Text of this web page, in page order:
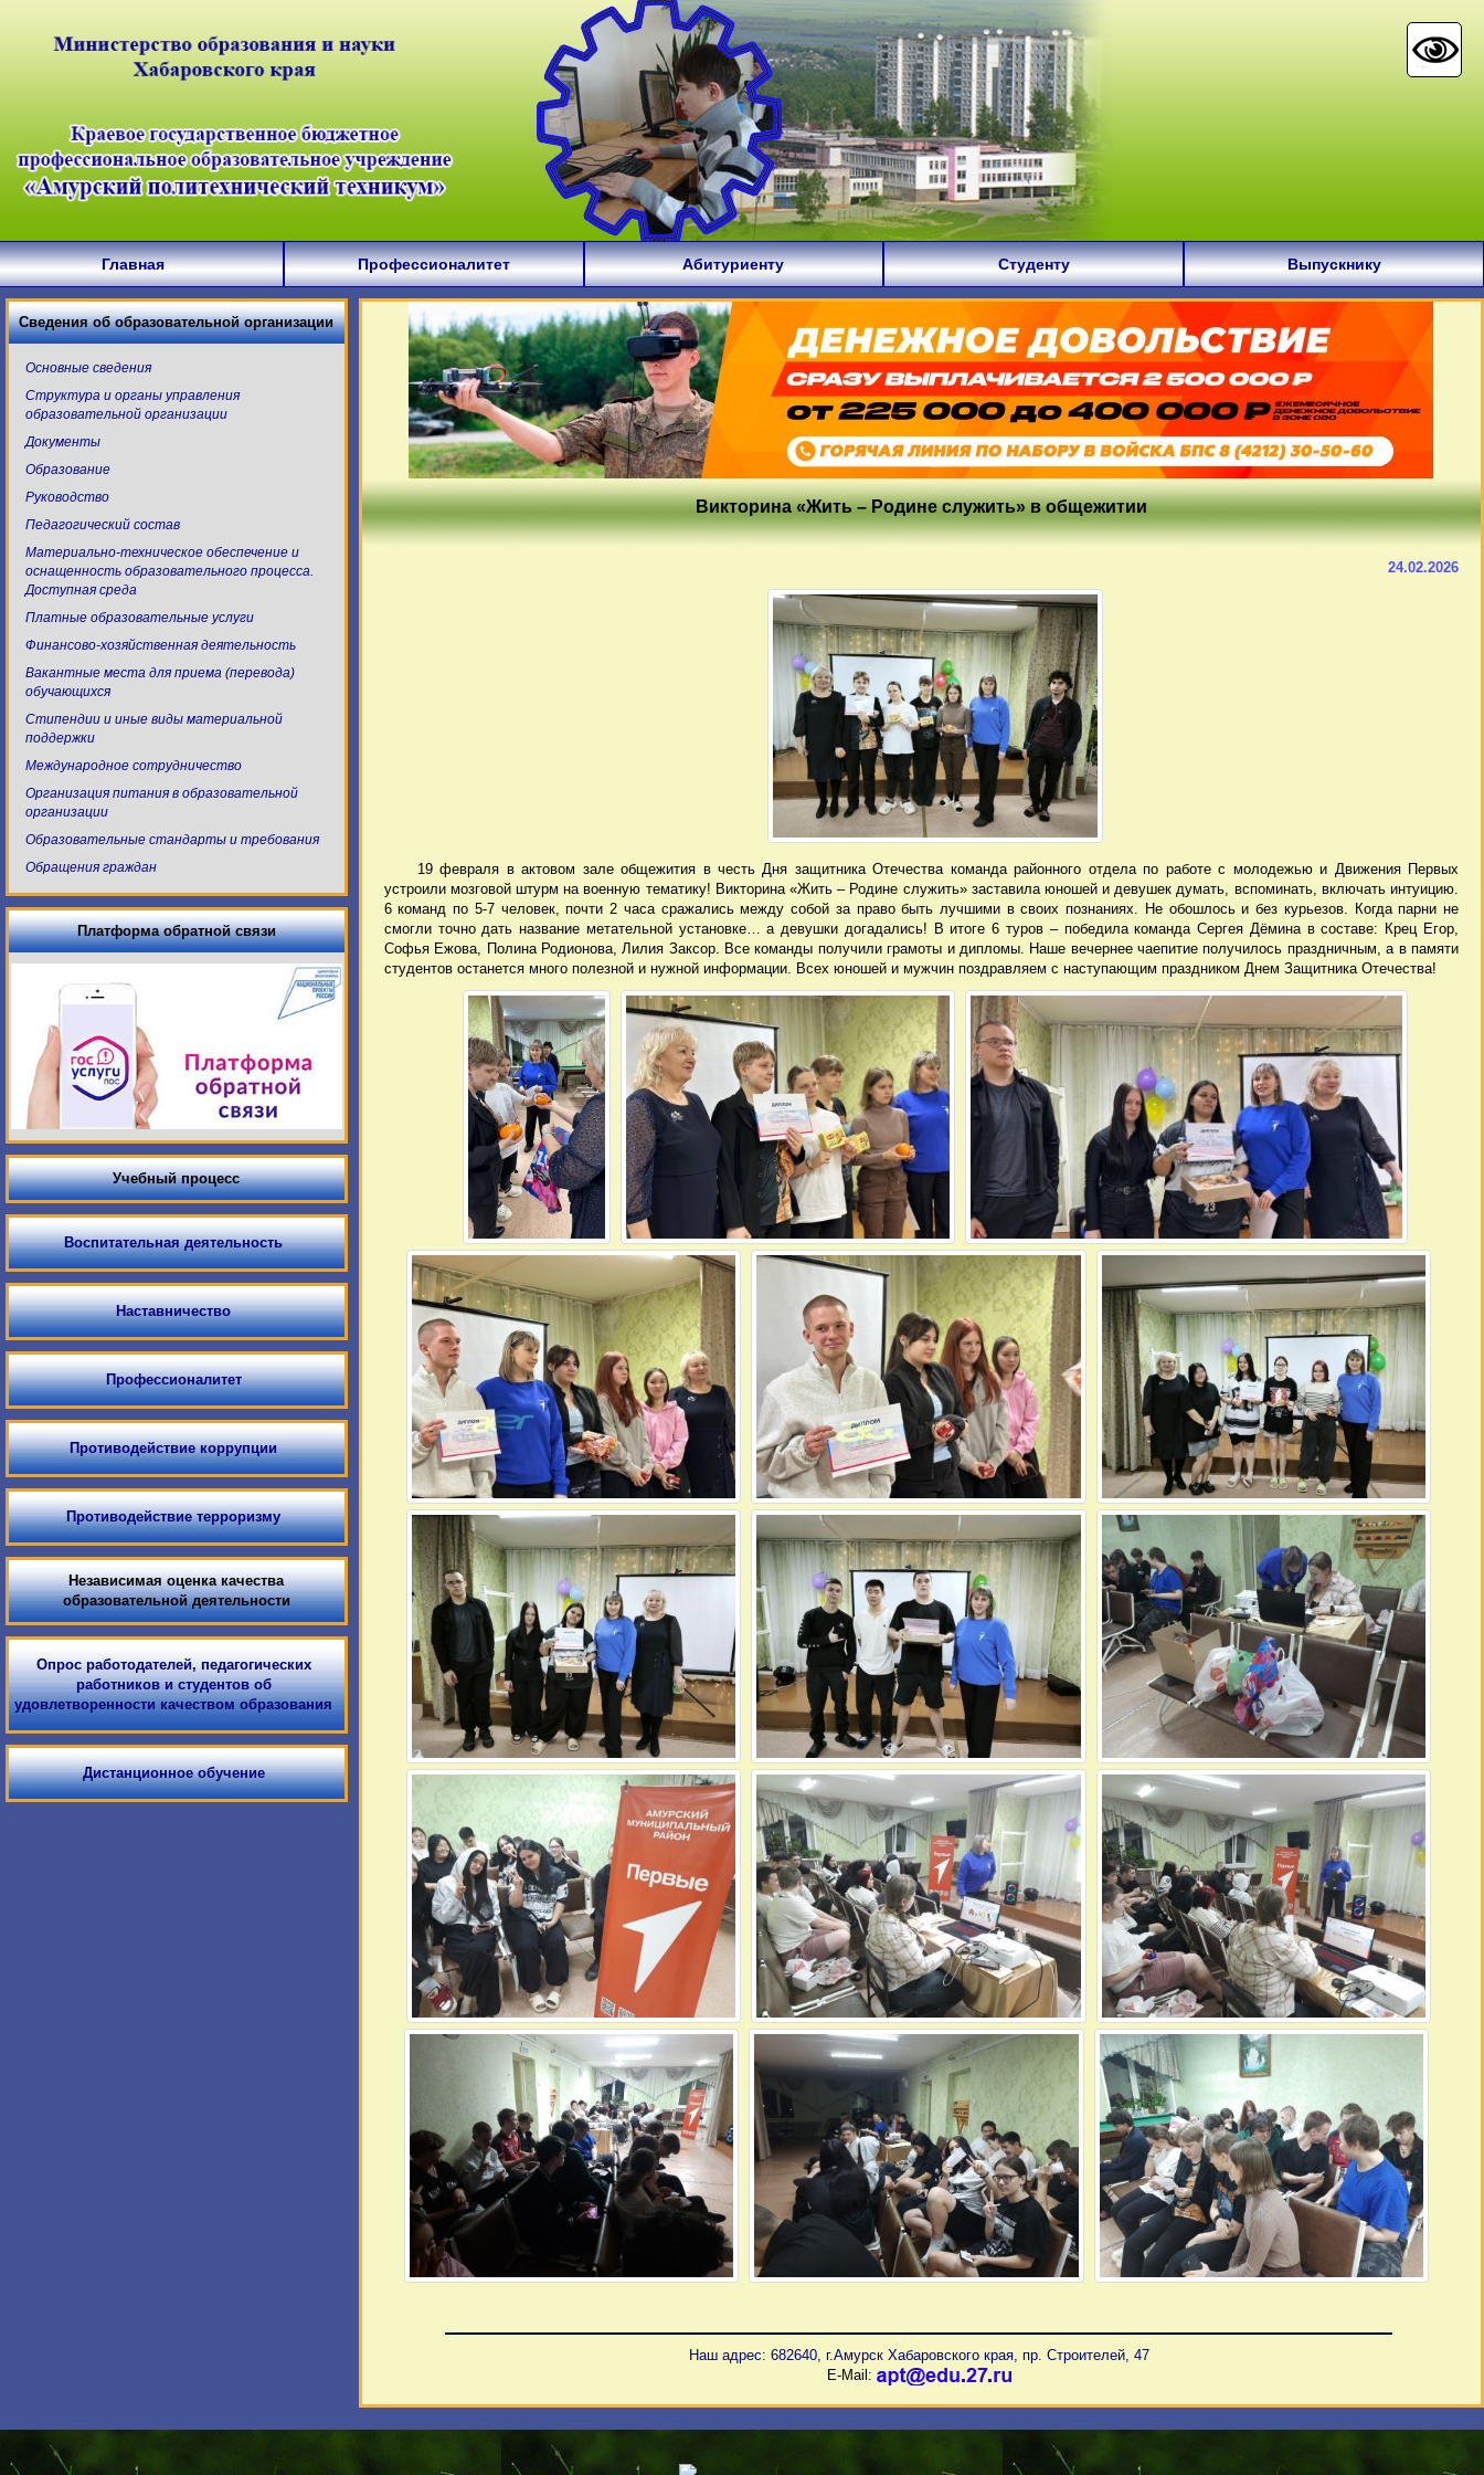
Главная Профессионалитет Абитуриенту Студенту Выпускнику
Сведения об образовательной организации
Основные сведения
Структура и органы управления
образовательной организации
Документы
Образование
Руководство
Педагогический состав
Материально-техническое обеспечение и
оснащенность образовательного процесса.
Доступная среда
Платные образовательные услуги
Финансово-хозяйственная деятельность
Вакантные места для приема (перевода)
обучающихся
Стипендии и иные виды материальной
поддержки
Международное сотрудничество
Организация питания в образовательной
организации
Образовательные стандарты и требования
Обращения граждан
Платформа обратной связи
Учебный процесс
Воспитательная деятельность
Наставничество
Профессионалитет
Противодействие коррупции
Противодействие терроризму
Независимая оценка качества
образовательной деятельности
Опрос работодателей, педагогических
работников и студентов об
удовлетворенности качеством образования
Дистанционное обучение
Викторина «Жить – Родине служить» в общежитии
24.02.2026
19 февраля в актовом зале общежития в честь Дня защитника Отечества команда районного отдела по работе с молодежью и Движения Первых
устроили мозговой штурм на военную тематику! Викторина «Жить – Родине служить» заставила юношей и девушек думать, вспоминать, включать интуицию.
6 команд по 5-7 человек, почти 2 часа сражались между собой за право быть лучшими в своих познаниях. Не обошлось и без курьезов. Когда парни не
смогли точно дать название метательной установке… а девушки догадались! В итоге 6 туров – победила команда Сергея Дёмина в составе: Крец Егор,
Софья Ежова, Полина Родионова, Лилия Заксор. Все команды получили грамоты и дипломы. Наше вечернее чаепитие получилось праздничным, а в памяти
студентов останется много полезной и нужной информации. Всех юношей и мужчин поздравляем с наступающим праздником Днем Защитника Отечества!
Наш адрес: 682640, г.Амурск Хабаровского края, пр. Строителей, 47
E-Mail: